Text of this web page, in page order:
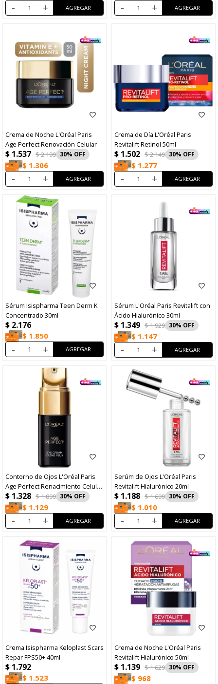
- + - +
Crema de Noche L'Oréal Paris
Age Perfect Renovación Celular
$ 1.537 $2.199 30
$ 1.306
- +
Crema de Día L'Oréal Paris
Revitalift Retinol 50ml
$ 1.502 $2.149 30
$ 1.277
- +
Sérum Isispharma Teen Derm K
Concentrado 30ml
$ 2.176
$ 1.850
- +
Sérum L'Oréal Paris Revitalift con
Ácido Hialurónico 30ml
$ 1.349 $1.929 30
$ 1.147
- +
Contorno de Ojos L'Oréal Paris
Age Perfect Renacimiento Celular
15ml
$ 1.328 $1.899 30
$ 1.129
- +
Serúm de Ojos L'Oréal Paris
Revitalift Hialurónico 20ml
$ 1.188 $1.699 30
$ 1.010
- +
Crema Isispharma Keloplast Scars
Repar FPS50+ 40ml
$ 1.792
$ 1.523
Crema de Noche L'Oréal Paris
Revitalift Hialurónico 50ml
$ 1.139 $1.629 30
$ 968